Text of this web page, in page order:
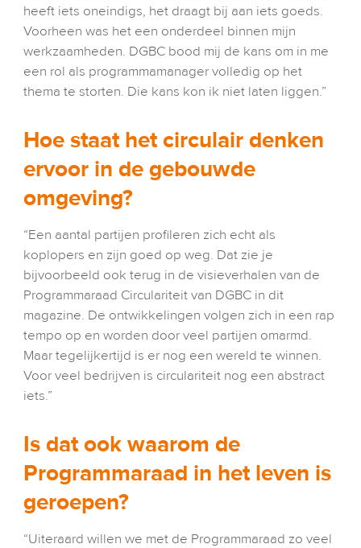
heeft iets oneindigs, het draagt bij aan iets goeds.
Voorheen was het een onderdeel binnen mijn
werkzaamheden. DGBC bood mij de kans om in me
een rol als programmamanager volledig op het
thema te storten. Die kans kon ik niet laten liggen.”
Hoe staat het circulair denken
ervoor in de gebouwde
omgeving?
“Een aantal partijen profileren zich echt als
koplopers en zijn goed op weg. Dat zie je
bijvoorbeeld ook terug in de visieverhalen van de
Programmaraad Circulariteit van DGBC in dit
magazine. De ontwikkelingen volgen zich in een rap
tempo op en worden door veel partijen omarmd.
Maar tegelijkertijd is er nog een wereld te winnen.
Voor veel bedrijven is circulariteit nog een abstract
iets.”
Is dat ook waarom de
Programmaraad in het leven is
geroepen?
“Uiteraard willen we met de Programmaraad zo veel